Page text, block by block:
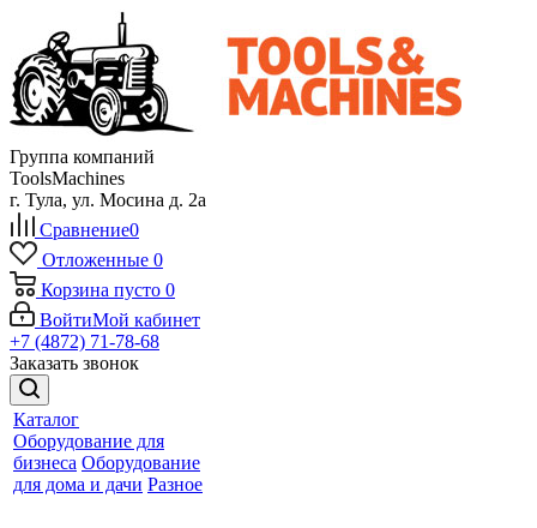
Группа компаний
ToolsMachines
г. Тула, ул. Мосина д. 2а
Сравнение0
Отложенные 0
Корзина пусто 0
ВойтиМой кабинет
+7 (4872) 71-78-68
Заказать звонок
Каталог
Оборудование для
бизнеса Оборудование
для дома и дачи Разное